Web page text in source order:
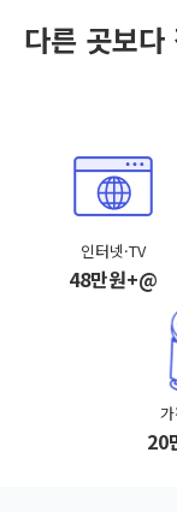
다른 곳보다
인터넷·TV
48만원+@
20